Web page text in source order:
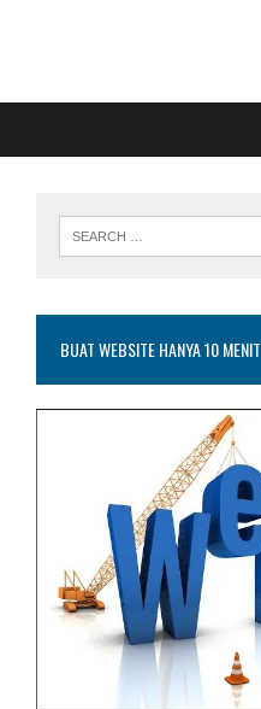
BUAT WEBSITE HANYA 10 MENIT